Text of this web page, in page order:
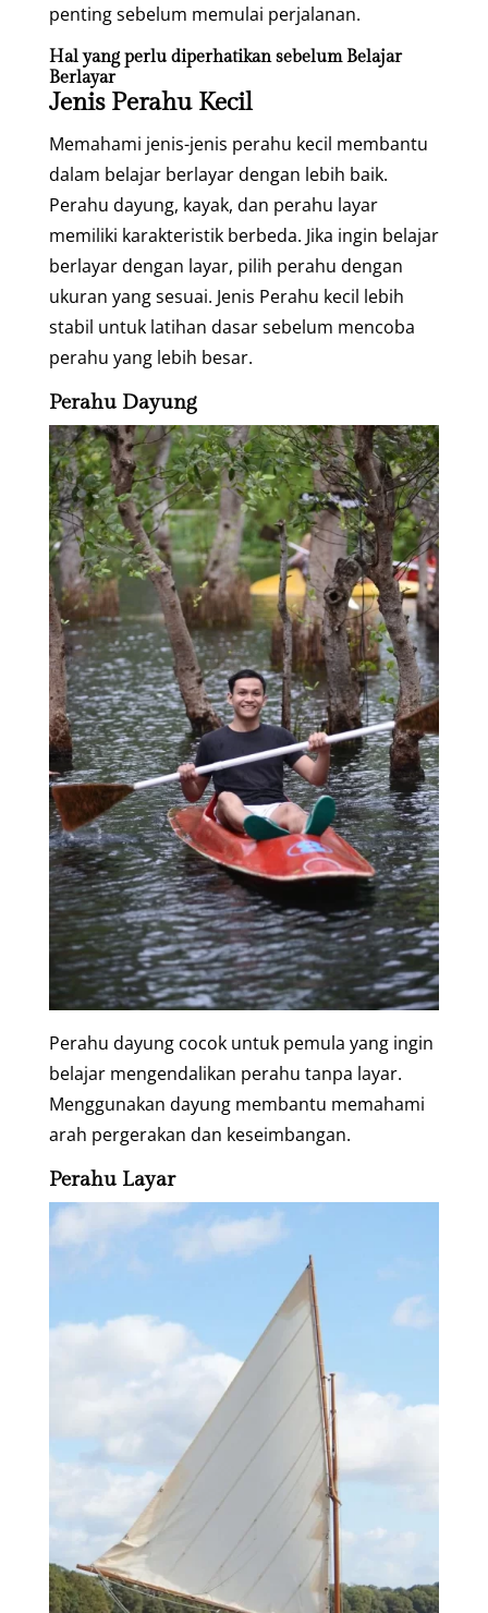
penting sebelum memulai perjalanan.
Hal yang perlu diperhatikan sebelum Belajar
Berlayar
Jenis Perahu Kecil
Memahami jenis-jenis perahu kecil membantu
dalam belajar berlayar dengan lebih baik.
Perahu dayung, kayak, dan perahu layar
memiliki karakteristik berbeda. Jika ingin belajar
berlayar dengan layar, pilih perahu dengan
ukuran yang sesuai. Jenis Perahu kecil lebih
stabil untuk latihan dasar sebelum mencoba
perahu yang lebih besar.
Perahu Dayung
Perahu dayung cocok untuk pemula yang ingin
belajar mengendalikan perahu tanpa layar.
Menggunakan dayung membantu memahami
arah pergerakan dan keseimbangan.
Perahu Layar